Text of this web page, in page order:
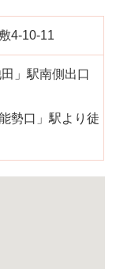
4-10-11
」駅南側出口
勢口」駅より徒